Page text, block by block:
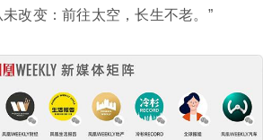
改变：前往太空，长生不老。”